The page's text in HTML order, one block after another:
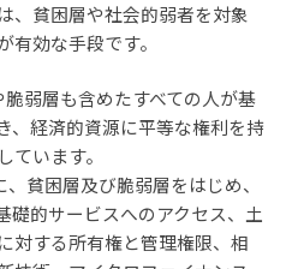
、貧困層や社会的弱者を対象
有効な手段です。
弱層も含めたすべての人が基
、経済的資源に平等な権利を持
ています。
貧困層及び脆弱層をはじめ、
礎的サービスへのアクセス、土
対する所有権と管理権限、相